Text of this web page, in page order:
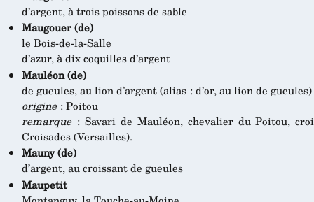
d’argent, à trois poissons de sable
Maugouer (de)
le Bois-de-la-Salle
d’azur, à dix coquilles d’argent
Mauléon (de)
de gueules, au lion d’argent (alias : d’or, au lion de gueules)
origine: Poitou
remarque: Savari de Mauléon, chevalier du Poitou,
Croisades (Versailles).
Mauny (de)
d’argent, au croissant de gueules
Maupetit